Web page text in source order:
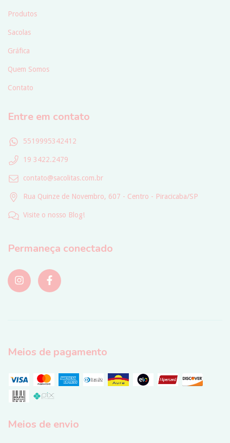
Produtos
Sacolas
Gráfica
Quem Somos
Contato
Entre em contato
5519995342412
19 3422.2479
contato@sacolitas.com.br
Rua Quinze de Novembro, 607 - Centro - Piracicaba/SP
Visite o nosso Blog!
Permaneça conectado
Meios de pagamento
Meios de envio